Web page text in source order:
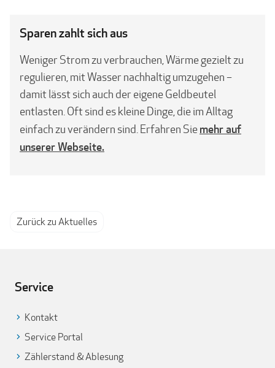
Sparen zahlt sich aus
Weniger Strom zu verbrauchen, Wärme gezielt zu
regulieren, mit Wasser nachhaltig umzugehen –
damit lässt sich auch der eigene Geldbeutel
entlasten. Oft sind es kleine Dinge, die im Alltag
einfach zu verändern sind. Erfahren Siemehr auf
unserer Webseite.
Zurück zu Aktuelles
Service
Kontakt
Service Portal
Zählerstand & Ablesung